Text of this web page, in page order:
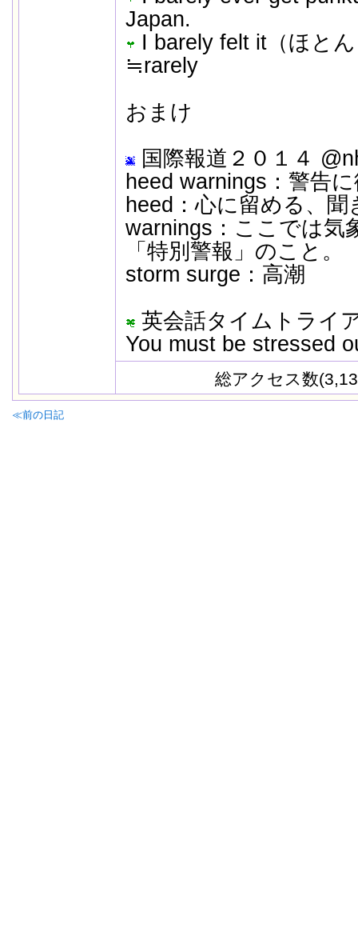
Japan.
I barely felt it（ほと
≒rarely
おまけ
国際報道２０１４
heed warnings：警告
heed：心に留める、聞
warnings：ここでは気
「特別警報」のこと。
storm surge：高潮
英会話タイムトライ
You must be stressed
総アクセス数
≪前の日記